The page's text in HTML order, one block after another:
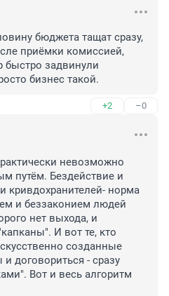
бюджета тащат сразу,
приёмки комиссией,
задвинули
бизнес такой.
+2 –0
невозможно
путём. Бездействие и
кривдохранителей- норма
и беззаконием людей
нет выхода, и
И вот те, кто
созданные
договориться - сразу
Вот и весь алгоритм